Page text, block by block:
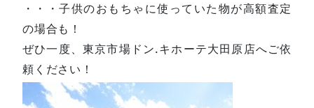
・・・子供のおもちゃに使っていた物が高額査定
の場合も！
ぜひ一度、東京市場ドン.キホーテ大田原店へご依
頼ください！